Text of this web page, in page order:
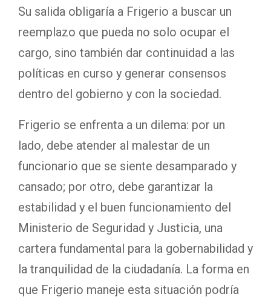
Su salida obligaría a Frigerio a buscar un
reemplazo que pueda no solo ocupar el
cargo, sino también dar continuidad a las
políticas en curso y generar consensos
dentro del gobierno y con la sociedad.
Frigerio se enfrenta a un dilema: por un
lado, debe atender al malestar de un
funcionario que se siente desamparado y
cansado; por otro, debe garantizar la
estabilidad y el buen funcionamiento del
Ministerio de Seguridad y Justicia, una
cartera fundamental para la gobernabilidad y
la tranquilidad de la ciudadanía. La forma en
que Frigerio maneje esta situación podría